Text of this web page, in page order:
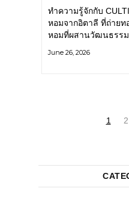
หอม ผสานสไตล์อั
ทำความรู้จักกับ
หอมจากอิตาลี ที่ถ่าย
หอมที่ผสานวัฒนธรร
แบรนด์เครื่องหอมระ
June 26, 2026
1 2